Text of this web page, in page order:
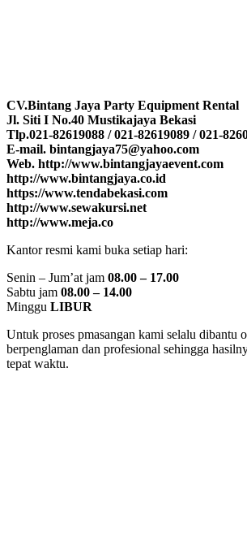
CV.Bintang Jaya Party Equipment Rental
Jl. Siti I No.40 Mustikajaya Bekasi
Tlp.021-82619088 / 021-82619089 / 021-
E-mail. bintangjaya75@yahoo.com
Web. http://www.bintangjayaevent.com
http://www.bintangjaya.co.id
https://www.tendabekasi.com
http://www.sewakursi.net
http://www.meja.co
Kantor resmi kami buka setiap hari:
Senin – Jum’at jam 08.00 – 17.00
Sabtu jam 08.00 – 14.00
Minggu LIBUR
Untuk proses pmasangan kami selalu dibantu
berpenglaman dan profesional sehingga
tepat waktu.